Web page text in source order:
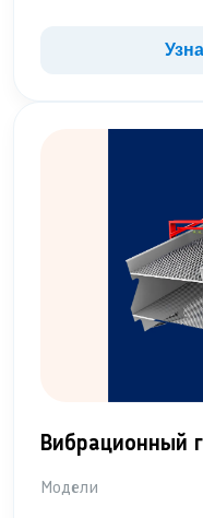
Вибрационный
Модели